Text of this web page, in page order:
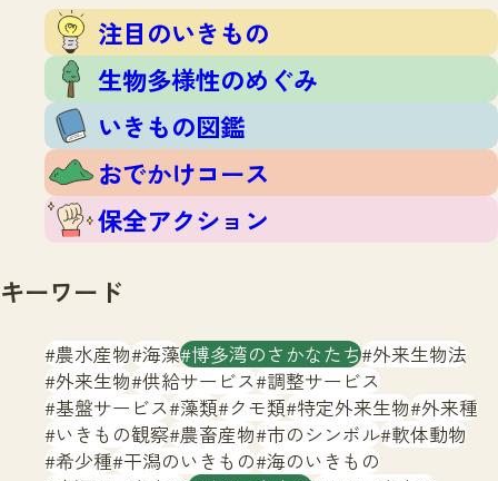
文字サイズ 小 中 大
いきもの図鑑
おでかけコース
保全アクション
調査レポート
調査レポートTOP
調査結果
ふくおかいきものマップ
マッチング
マッチングTOP
掲載申し込みフォーム
お問合せ
生物多様性ふくおかウェブセンターとは
サイトマップ
注目のいきもの
生物多様性のめぐみ
いきもの図鑑
おでかけコース
保全アクション
キーワード
農水産物 海藻 博多湾のさかなたち 外来生物法
外来生物 供給サービス 調整サービス
基盤サービス 藻類 クモ類 特定外来生物 外来種
いきもの観察 農畜産物 市のシンボル 軟体動物
希少種 干潟のいきもの 海のいきもの